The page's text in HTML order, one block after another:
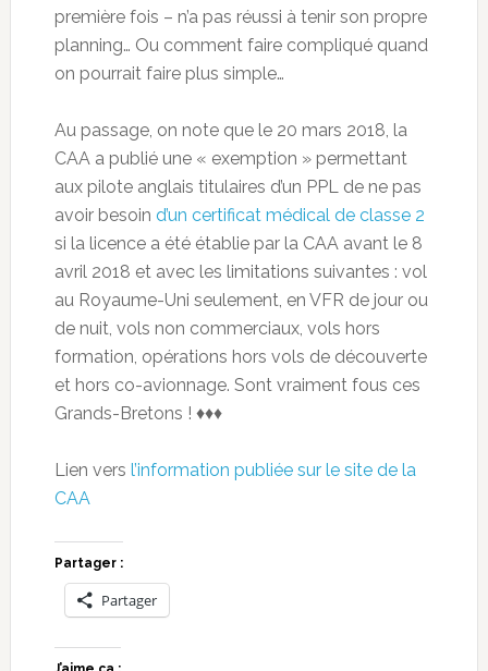
première fois – n’a pas réussi à tenir son propre
planning… Ou comment faire compliqué quand
on pourrait faire plus simple…
Au passage, on note que le 20 mars 2018, la
CAA a publié une « exemption » permettant
aux pilote anglais titulaires d’un PPL de ne pas
avoir besoin d’un certificat médical de classe 2
si la licence a été établie par la CAA avant le 8
avril 2018 et avec les limitations suivantes : vol
au Royaume-Uni seulement, en VFR de jour ou
de nuit, vols non commerciaux, vols hors
formation, opérations hors vols de découverte
et hors co-avionnage. Sont vraiment fous ces
Grands-Bretons ! ♦♦♦
Lien vers l’information publiée sur le site de la
CAA
Partager :
Partager